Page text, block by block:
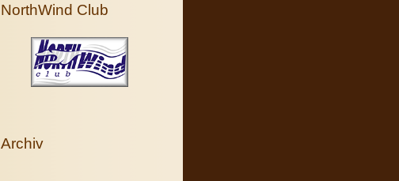
NorthWind Club
Archiv